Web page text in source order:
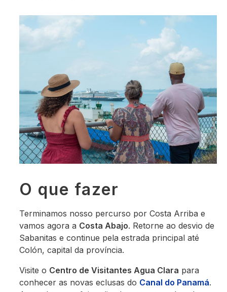
O que fazer
Terminamos nosso percurso por Costa Arriba e
vamos agora a Costa Abajo. Retorne ao desvio de
Sabanitas e continue pela estrada principal até
Colón, capital da província.
Visite o Centro de Visitantes Agua Clara para
conhecer as novas eclusas do Canal do Panamá.